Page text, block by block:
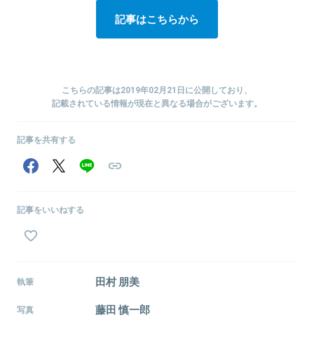
記事はこちらから
こちらの記事は2019年02月21日に公開しており、
記載されている情報が現在と異なる場合がございます。
記事を共有する
記事をいいねする
執筆 田村 朋美
写真 藤田 慎一郎